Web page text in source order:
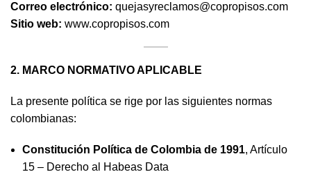
Correo electrónico: quejasyreclamos@copropisos.com
Sitio web: www.copropisos.com
2. MARCO NORMATIVO APLICABLE
La presente política se rige por las siguientes normas
colombianas:
Constitución Política de Colombia de 1991, Artículo
15 – Derecho al Habeas Data